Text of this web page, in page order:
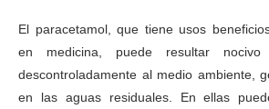
El paracetamol, que tiene usos
en medicina, puede resultar
descontroladamente al medio ambiente,
en las aguas residuales. En ellas